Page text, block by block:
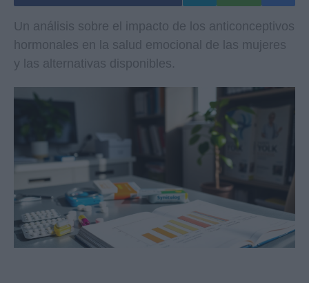
Un análisis sobre el impacto de los anticonceptivos
hormonales en la salud emocional de las mujeres
y las alternativas disponibles.